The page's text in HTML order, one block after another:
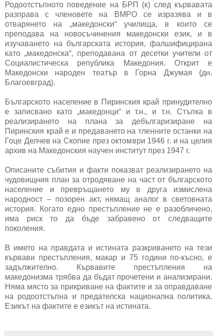
Родоотстъпното поведение на БРП (к) след кървавата
разправа с членовете на ВМРО се изразява и в
отварянето на „македонски“ училища, в които се
преподава на новосъчинения македонски език, и в
изучаването на българската история, фалшифицирана
като „македонска“, преподавана от десетки учители от
Социалистическа република Македония. Открит е
Македонски народен театър в Горна Джумая (дн.
Благоевград).
Българското население в Пиринския край принудително
е записвано като „македонци“ и т.н., и т.н. Стъпка в
реализирането на плана за дебългаризиране на
Пиринския край е и предаването на тленните останки на
Гоце Делчев на Скопие през октомври 1946 г. и на целия
архив на Македонския научен институт през 1947 г.
Описаните събития и факти показват реализирането на
чудовищния план за отродяване на част от българското
население и превръщането му в друга измислена
народност – позорен акт, нямащ аналог в световната
история. Когато едно престъпление не е разобличено,
има риск то да бъде забравено от следващите
поколения.
В името на правдата и истината разкриването на тези
кървави престъпления, макар и 75 години по-късно, е
задължително. Кървавите престъпления на
македонизма трябва да бъдат прочетени и анализирани.
Няма място за прикриване на фактите и за оправдаване
на родоотстъпна и предателска национална политика.
Езикът на фактите е езикът на истината.